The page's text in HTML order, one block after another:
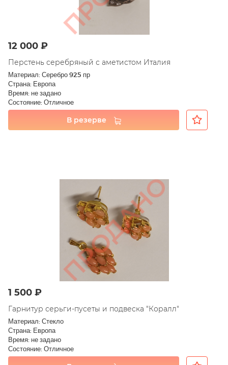
12 000 ₽
Перстень серебряный с аметистом Италия
Материал: Серебро 925 пр
Страна: Европа
Время: не задано
Состояние: Отличное
В резерве
1 500 ₽
Гарнитур серьги-пусеты и подвеска "Коралл"
Материал: Стекло
Страна: Европа
Время: не задано
Состояние: Отличное